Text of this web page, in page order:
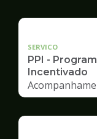
SERVICO
PPI -
Incentivado